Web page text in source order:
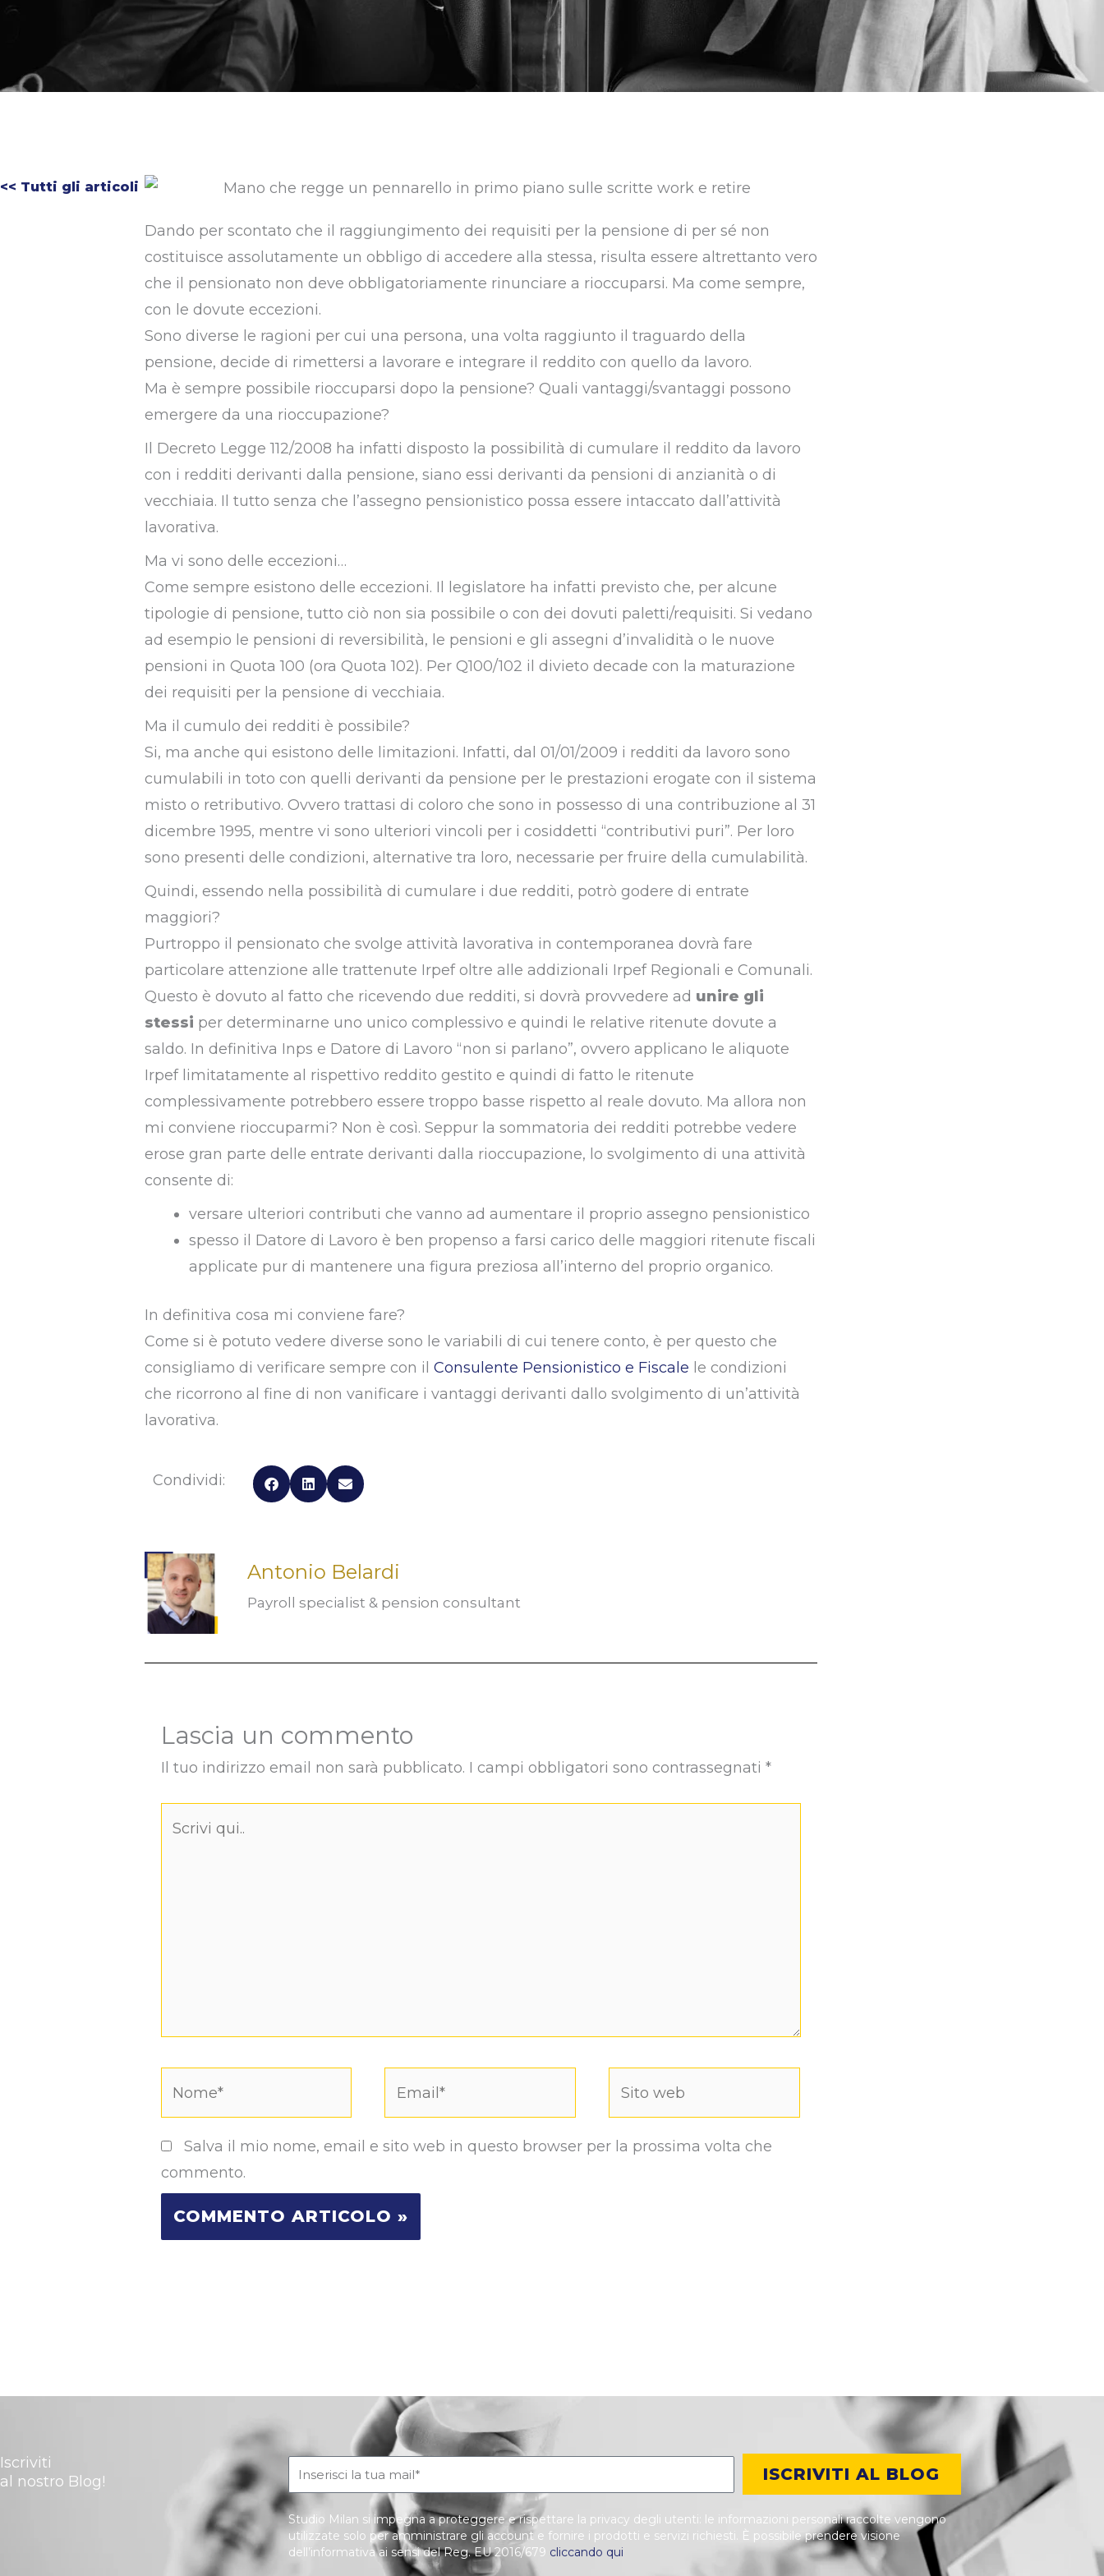
<< Tutti gli articoli
Dando per scontato che il raggiungimento dei requisiti per la pensione di per sé non
costituisce assolutamente un obbligo di accedere alla stessa, risulta essere altrettanto vero
che il pensionato non deve obbligatoriamente rinunciare a rioccuparsi. Ma come sempre,
con le dovute eccezioni.
Sono diverse le ragioni per cui una persona, una volta raggiunto il traguardo della
pensione, decide di rimettersi a lavorare e integrare il reddito con quello da lavoro.
Ma è sempre possibile rioccuparsi dopo la pensione? Quali vantaggi/svantaggi possono
emergere da una rioccupazione?
Il Decreto Legge 112/2008 ha infatti disposto la possibilità di cumulare il reddito da lavoro
con i redditi derivanti dalla pensione, siano essi derivanti da pensioni di anzianità o di
vecchiaia. Il tutto senza che l’assegno pensionistico possa essere intaccato dall’attività
lavorativa.
Ma vi sono delle eccezioni…
Come sempre esistono delle eccezioni. Il legislatore ha infatti previsto che, per alcune
tipologie di pensione, tutto ciò non sia possibile o con dei dovuti paletti/requisiti. Si vedano
ad esempio le pensioni di reversibilità, le pensioni e gli assegni d’invalidità o le nuove
pensioni in Quota 100 (ora Quota 102). Per Q100/102 il divieto decade con la maturazione
dei requisiti per la pensione di vecchiaia.
Ma il cumulo dei redditi è possibile?
Si, ma anche qui esistono delle limitazioni. Infatti, dal 01/01/2009 i redditi da lavoro sono
cumulabili in toto con quelli derivanti da pensione per le prestazioni erogate con il sistema
misto o retributivo. Ovvero trattasi di coloro che sono in possesso di una contribuzione al 31
dicembre 1995, mentre vi sono ulteriori vincoli per i cosiddetti “contributivi puri”. Per loro
sono presenti delle condizioni, alternative tra loro, necessarie per fruire della cumulabilità.
Quindi, essendo nella possibilità di cumulare i due redditi, potrò godere di entrate
maggiori?
Purtroppo il pensionato che svolge attività lavorativa in contemporanea dovrà fare
particolare attenzione alle trattenute Irpef oltre alle addizionali Irpef Regionali e Comunali.
Questo è dovuto al fatto che ricevendo due redditi, si dovrà provvedere ad unire gli
stessi per determinarne uno unico complessivo e quindi le relative ritenute dovute a
saldo. In definitiva Inps e Datore di Lavoro “non si parlano”, ovvero applicano le aliquote
Irpef limitatamente al rispettivo reddito gestito e quindi di fatto le ritenute
complessivamente potrebbero essere troppo basse rispetto al reale dovuto. Ma allora non
mi conviene rioccuparmi? Non è così. Seppur la sommatoria dei redditi potrebbe vedere
erose gran parte delle entrate derivanti dalla rioccupazione, lo svolgimento di una attività
consente di:
versare ulteriori contributi che vanno ad aumentare il proprio assegno pensionistico
spesso il Datore di Lavoro è ben propenso a farsi carico delle maggiori ritenute fiscali
applicate pur di mantenere una figura preziosa all’interno del proprio organico.
In definitiva cosa mi conviene fare?
Come si è potuto vedere diverse sono le variabili di cui tenere conto, è per questo che
consigliamo di verificare sempre con il Consulente Pensionistico e Fiscale le condizioni
che ricorrono al fine di non vanificare i vantaggi derivanti dallo svolgimento di un’attività
lavorativa.
Condividi:
Antonio Belardi
Payroll specialist & pension consultant
Lascia un commento
Il tuo indirizzo email non sarà pubblicato. I campi obbligatori sono contrassegnati *
Salva il mio nome, email e sito web in questo browser per la prossima volta che
commento.
Iscriviti
al nostro Blog!
ISCRIVITI AL BLOG
Studio Milan si impegna a proteggere e rispettare la privacy degli utenti: le informazioni personali raccolte vengono
utilizzate solo per amministrare gli account e fornire i prodotti e servizi richiesti. È possibile prendere visione
dell’informativa ai sensi del Reg. EU 2016/679 cliccando qui